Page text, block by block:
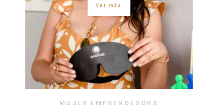
Ver más
MUJER EMPRENDEDORA